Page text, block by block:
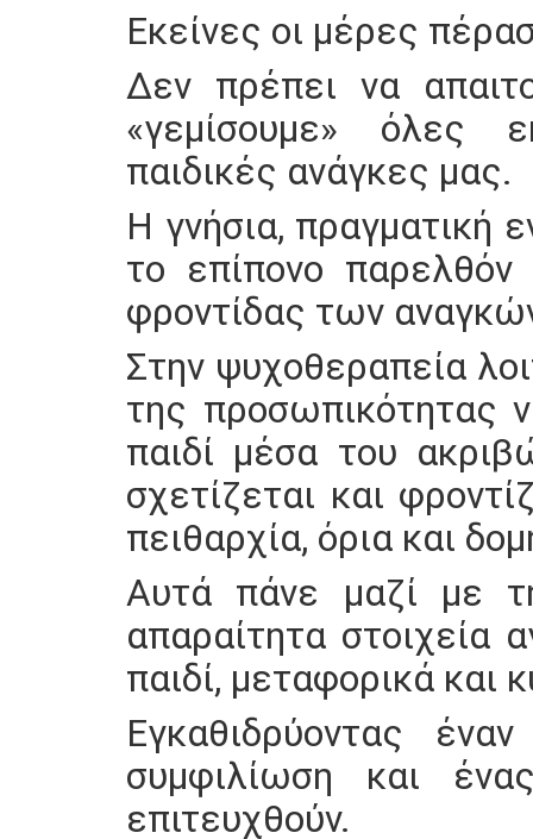
Εκείνες οι μέρες
Δεν πρέπει να
«γεμίσουμε» όλες
παιδικές ανάγκες μας.
Η γνήσια, πραγματική
το επίπονο παρελθόν
φροντίδας των
Στην ψυχοθεραπεία
της προσωπικότητας
παιδί μέσα του
σχετίζεται και
πειθαρχία, όρια και
Αυτά πάνε μαζί με
απαραίτητα στοιχεία
παιδί, μεταφορικά και
Εγκαθιδρύοντας
συμφιλίωση και
επιτευχθούν.